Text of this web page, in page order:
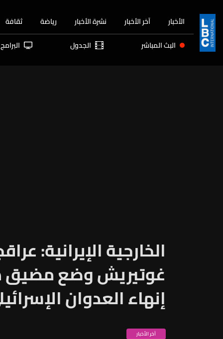
الأخبار آخر الأخبار نشرة الأخبار رياضة ثقافة
البث المباشر الجدول البرامج
الخارجية الإيرانية:
غوتيريش وضع مضيق
إنهاء العدوان
آخر الأخبار